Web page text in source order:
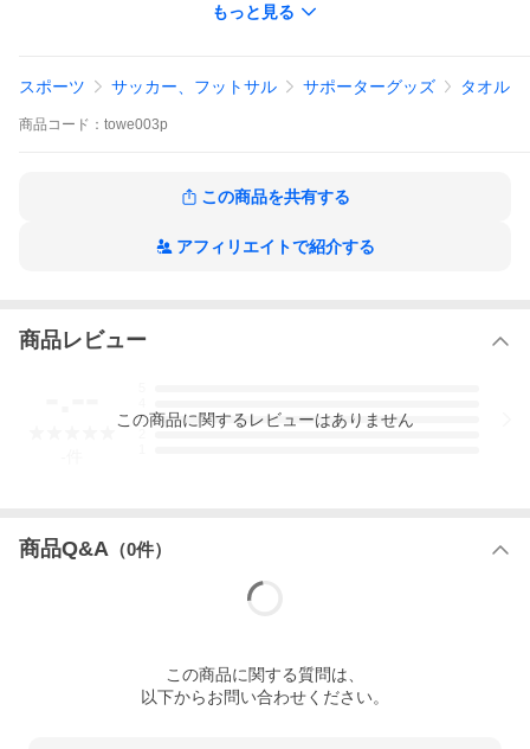
当店の商品は、お客様により使用状況や使用環境、使用頻度が
もっと見る
スポーツ サッカー、フットサル サポーターグッズ タオル
商品 コード： towe003p
この商品を共有する
アフィリエイトで紹介する
商品レビュー
3
この商品に関するレビューはありません
商品Q&A （0件）
この商品に関する質問は、
以下からお問い合わせください。